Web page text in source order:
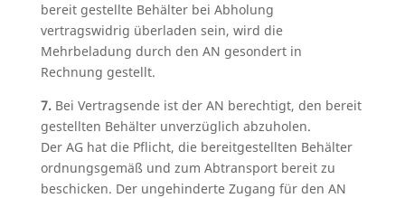
bereit gestellte Behälter bei Abholung
vertragswidrig überladen sein, wird die
Mehrbeladung durch den AN gesondert in
Rechnung gestellt.
7.Bei Vertragsende ist der AN berechtigt, den bereit
gestellten Behälter unverzüglich abzuholen.
Der AG hat die Pflicht, die bereitgestellten Behälter
ordnungsgemäß und zum Abtransport bereit zu
beschicken. Der ungehinderte Zugang für den AN